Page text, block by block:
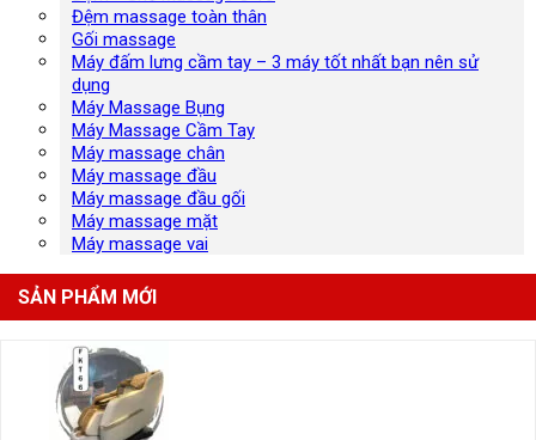
Đệm massage toàn thân
Gối massage
Máy đấm lưng cầm tay – 3 máy tốt nhất bạn nên sử
dụng
Máy Massage Bụng
Máy Massage Cầm Tay
Máy massage chân
Máy massage đầu
Máy massage đầu gối
Máy massage mặt
Máy massage vai
SẢN PHẨM MỚI